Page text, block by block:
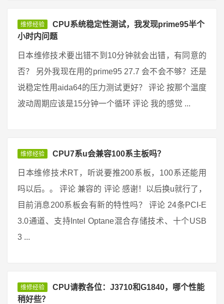
维修经验
CPU系统稳定性测试，我发现prime95半个
小时内问题
日本维修技术要出错不到10分钟就会出错，有同意的
否？ 另外我现在用的prime95 27.7 会不会不够？还是
说稳定性用aida64的压力测试更好？ 评论 按那个温度
波动周期应该是15分钟一个循环 评论 我的感觉 ...
维修经验 CPU7系u会兼容100系主板吗？
日本维修技术RT，听说要推200系板，100系还能用
吗以后。。 评论 兼容的 评论 感谢！以后换u就行了，
目前消息200系板会有新的特性吗？ 评论 24条PCI-E
3.0通道、支持Intel Optane混合存储技术、十个USB
3 ...
维修经验
CPU请教各位：J3710和G1840，哪个性能
稍好些？